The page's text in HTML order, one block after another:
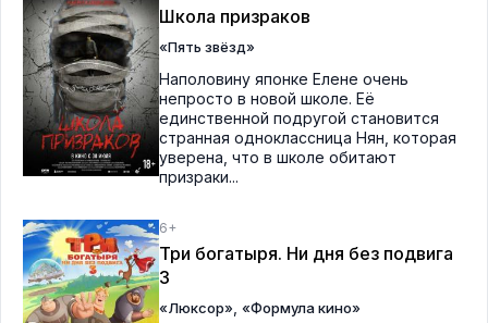
Школа призраков
«Пять звёзд»
Наполовину японке Елене очень
непросто в новой школе. Её
единственной подругой становится
странная одноклассница Нян, которая
уверена, что в школе обитают
призраки...
6+
Три богатыря. Ни дня без подвига
3
«Люксор» «Формула кино»